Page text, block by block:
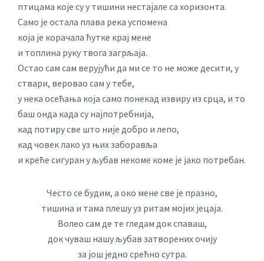
птицама које су у тишини нестајале са хоризонта.
Само је остала плава река успомена
која је корачала ћутке крај мене
и топлина руку твога загрљаја.
Остао сам сам верујући да ми се то не може десити, у
ствари, веровао сам у тебе,
у нека осећања која само понекад извиру из срца, и то
баш онда када су најпотребнија,
кад потиру све што није добро и лепо,
кад човек лако уз њих заборавља
и креће сигуран у љубав некоме коме је јако потребан.
Често се будим, а око мене све је празно,
тишина и тама плешу уз ритам мојих јецаја.
Волео сам де те гледам док спаваш,
док чуваш нашу љубав затворених очију
за још једно срећно сутра.